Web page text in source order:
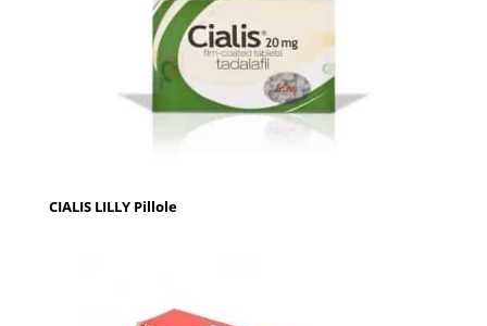
CIALIS LILLY Pillole